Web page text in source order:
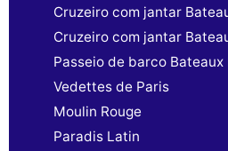
Cruzeiro com jantar
Cruzeiro com jantar
Passeio de barco Bateaux
Vedettes de Paris
Moulin Rouge
Paradis Latin